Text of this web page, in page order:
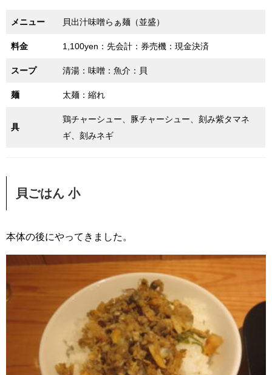
メニュー 貝出汁味噌らぁ麺（並盛）
料金 1,100yen：先会計：券売機：現金決済
スープ 清湯：味噌：魚介：貝
麺 太麺：縮れ
具
鶏チャーシュー、豚チャーシュー、刻み紫タマネ
ギ、刻みネギ
貝ごはん 小
本体の後にやってきました。